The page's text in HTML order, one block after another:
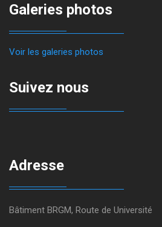
Galeries photos
Voir les galeries photos
Suivez nous
Adresse
Bâtiment BRGM, Route de Université